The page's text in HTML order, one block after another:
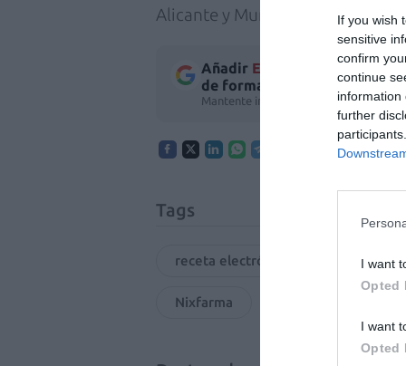
If you wish
sensitive
confirm
continue
information
further
I want
Opted
I want
Opted
Alicante y Murcia.
Añadir El Farmacéutico
de forma gratuita
Mantente informado con las últimas
Tags
receta electrónica Colegio
Nixfarma